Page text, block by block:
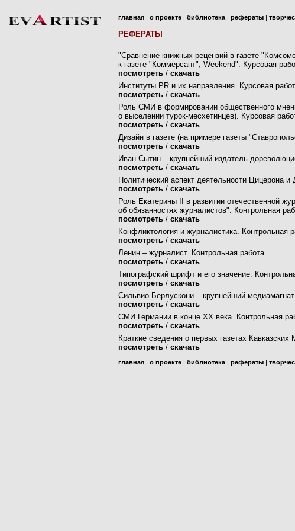
главная |о проекте |библиотека |рефераты |
РЕФЕРАТЫ
"Сравнение книжных рецензий в газете "
к газете "Коммерсант",Weekend". Курсовая
посмотреть /скачать
Институты PR и их направления. Курсовая
посмотреть /скачать
Роль СМИ в формировании общественного
о выселениитурок-месхетинцев). Курсовая
посмотреть /скачать
Дизайн в газете (на примере газеты "
посмотреть /скачать
Иван Сытин – крупнейший издатель
посмотреть /скачать
Политический аспект деятельности Цицерона
посмотреть /скачать
Роль Екатерины II в развитии отечественной
об обязанностях журналистов". Контрольная
посмотреть /скачать
Конфликтология и журналистика. Контрольная
посмотреть /скачать
Ленин – журналист. Контрольная работа.
посмотреть /скачать
Типографский шрифт и его значение.
посмотреть /скачать
Сильвио Берлускони – крупнейший медиамагнат
посмотреть /скачать
СМИ Германии в конце XX века. Контрольная
посмотреть /скачать
Краткие сведения о первых газетах
посмотреть /скачать
главная |о проекте |библиотека |рефераты |